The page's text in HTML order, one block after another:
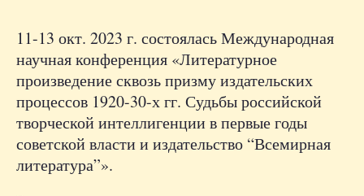
11-13 окт. 2023 г. состоялась Международная
научная конференция «Литературное
произведение сквозь призму издательских
процессов 1920-30-х гг. Судьбы российской
творческой интеллигенции в первые годы
советской власти и издательство “Всемирная
литература”».